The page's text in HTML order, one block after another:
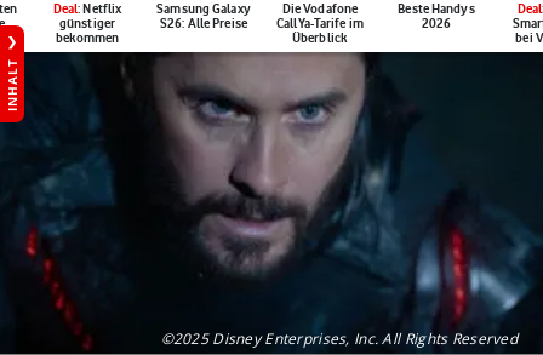
Deal: Netflix
günstiger
bekommen
Samsung Galaxy
S26: Alle Preise
Die Vodafone
CallYa-Tarife im
Überblick
Beste Handys
2026
Deal
bei
INHALT
©2025 Disney Enterprises, Inc. All Rights Reserved